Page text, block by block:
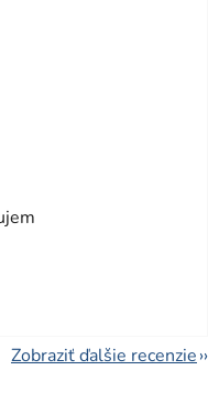
Zobraziť ďalšie recenzie